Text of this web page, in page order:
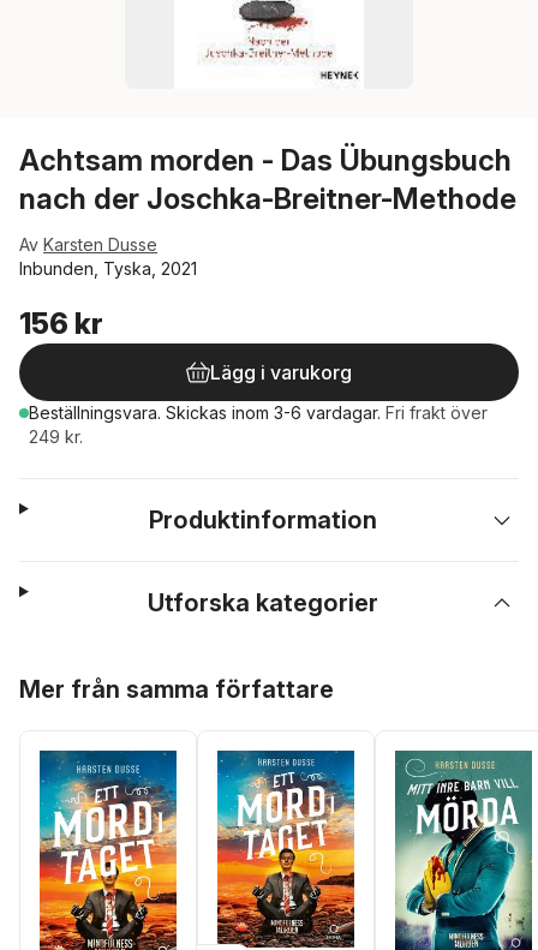
Achtsam morden - Das Übungsbuch
nach der Joschka-Breitner-Methode
Av Karsten Dusse
Inbunden, Tyska, 2021
156 kr
Lägg i varukorg
Beställningsvara. Skickas inom 3-6 vardagar. Fri frakt över
249 kr.
Produktinformation
Utforska kategorier
Mer från samma författare